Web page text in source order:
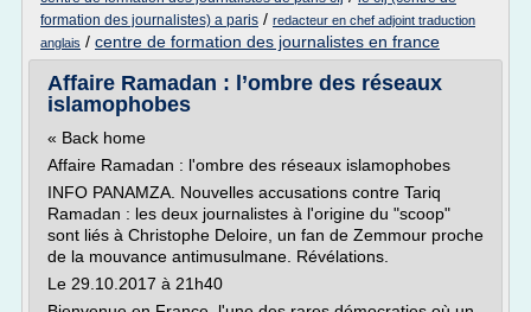
formation des journalistes) a paris / redacteur en chef adjoint traduction
anglais / centre de formation des journalistes en france
Affaire Ramadan : l’ombre des réseaux
islamophobes
« Back home
Affaire Ramadan : l'ombre des réseaux islamophobes
INFO PANAMZA. Nouvelles accusations contre Tariq
Ramadan : les deux journalistes à l'origine du "scoop"
sont liés à Christophe Deloire, un fan de Zemmour proche
de la mouvance antimusulmane. Révélations.
Le 29.10.2017 à 21h40